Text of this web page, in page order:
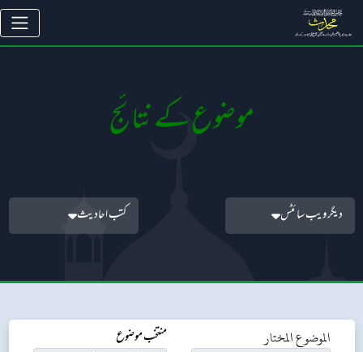
موضوع کے نتائج
دیگر ویب سائٹس کتب احادیث
الموضوع المختار منتخب موضوع